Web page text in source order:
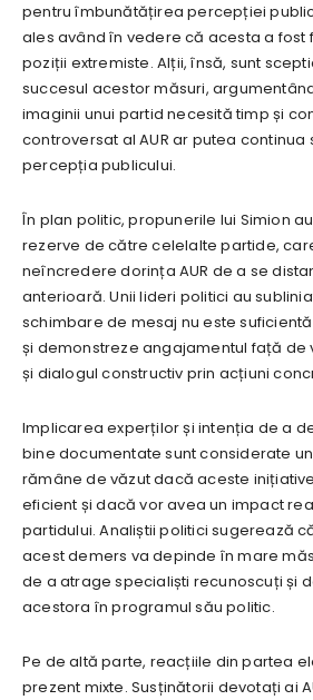
pentru îmbunătățirea percepției
ales având în vedere că acesta a fost
poziții extremiste. Alții, însă, sunt
succesul acestor măsuri,
imaginii unui partid necesită timp și
controversat al AUR ar putea continua
percepția publicului.
În plan politic, propunerile lui Simion
rezerve de către celelalte partide,
neîncredere dorința AUR de a se
anterioară. Unii lideri politici au
schimbare de mesaj nu este
și demonstreze angajamentul față
și dialogul constructiv prin acțiuni
Implicarea experților și intenția de a
bine documentate sunt considerate
rămâne de văzut dacă aceste
eficient și dacă vor avea un impact
partidului. Analiștii politici sugerează
acest demers va depinde în mare
de a atrage specialiști recunoscuți și
acestora în programul său politic.
Pe de altă parte, reacțiile din partea
prezent mixte. Susținătorii devotați ai